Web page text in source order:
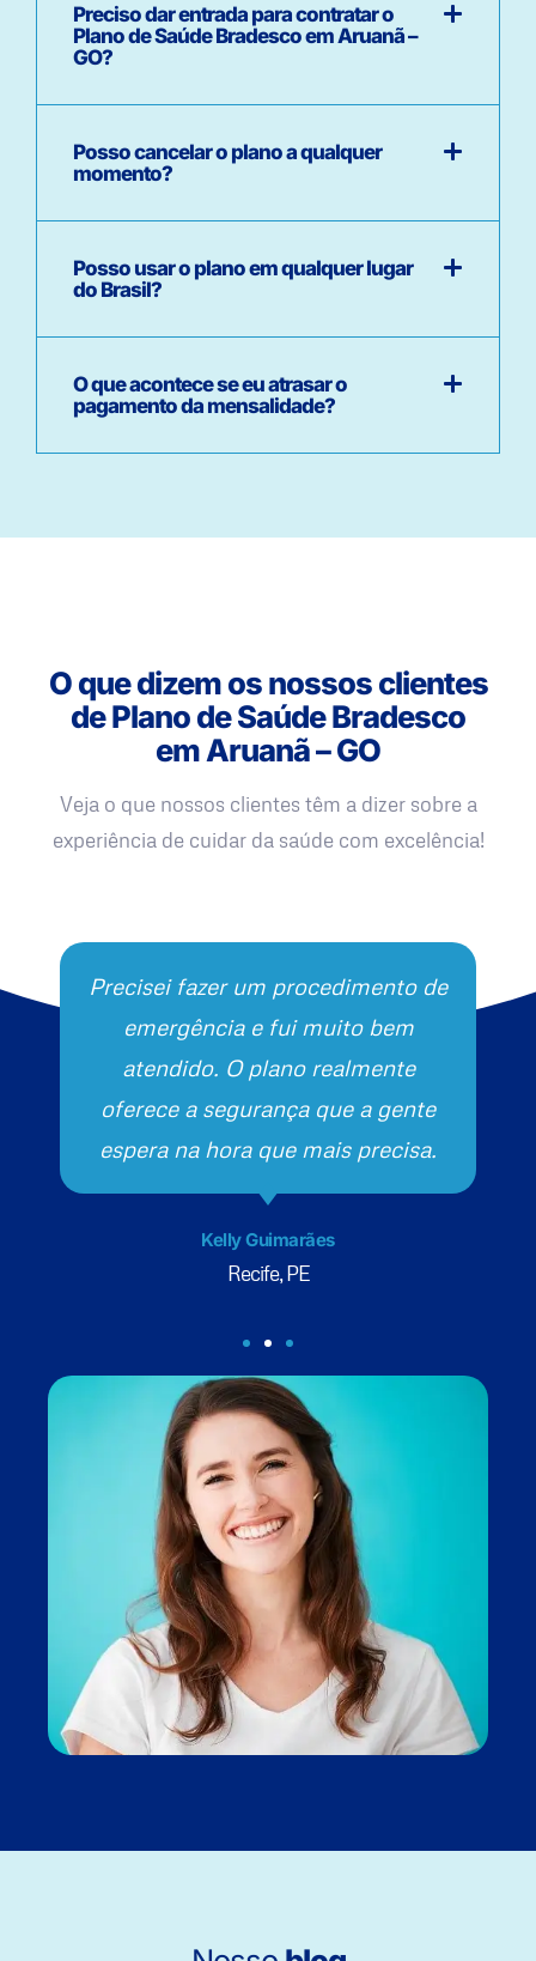
Preciso dar entrada para contratar o
Plano de Saúde Bradesco em Aruanã –
GO?
Posso cancelar o plano a qualquer
momento?
Posso usar o plano em qualquer lugar
do Brasil?
O que acontece se eu atrasar o
pagamento da mensalidade?
O que dizem os nossos clientes
de Plano de Saúde Bradesco
em Aruanã – GO
Veja o que nossos clientes têm a dizer sobre a
experiência de cuidar da saúde com excelência!
Precisei fazer um procedimento de
emergência e fui muito bem
atendido. O plano realmente
oferece a segurança que a gente
espera na hora que mais precisa.
Kelly Guimarães
Recife, PE